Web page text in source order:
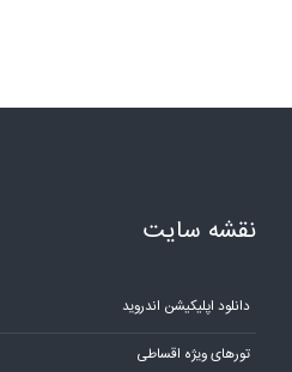
نقشه سایت
دانلود اپلیکیشن اندروید
تورهای ویژه اقساطی